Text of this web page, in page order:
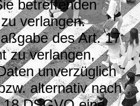
betreffenden
verlangen.
des Art. 17
zu verlangen,
unverzüglich
alternativ nach